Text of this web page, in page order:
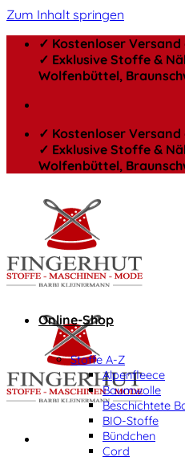
Zum Inhalt springen
✓ Kostenloser Versand
✓ Exklusive Stoffe &
Wolfenbüttel,
✓ Kostenloser Versand
✓ Exklusive Stoffe &
Wolfenbüttel,
Online-Shop
Stoffe A-Z
Alpenfleece
Baumwolle
Beschichtete
BIO-Stoffe
Bündchen
Cord